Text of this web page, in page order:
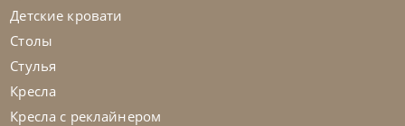
Детские кровати
Столы
Стулья
Кресла
Кресла с реклайнером